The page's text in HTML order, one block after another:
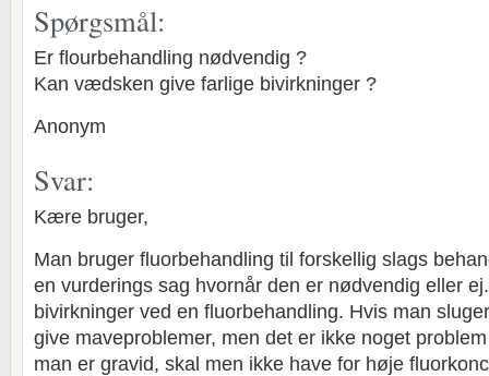
Spørgsmål:
Er flourbehandling nødvendig ?
Kan vædsken give farlige bivirkninger ?
Anonym
Svar:
Kære bruger,
Man bruger fluorbehandling til forskellig slags
en vurderings sag hvornår den er nødvendig eller
bivirkninger ved en fluorbehandling. Hvis man
give maveproblemer, men det er ikke noget
man er gravid, skal men ikke have for høje